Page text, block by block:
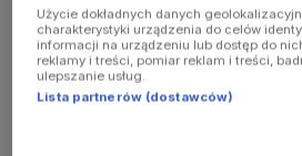
more
information)
Użycie dokładnych danych
charakterystyki urządzenia do celów
informacji na urządzeniu lub dostęp do
reklamy i treści, pomiar reklam i treści,
ulepszanie usług.
Lista partnerów (dostawców)